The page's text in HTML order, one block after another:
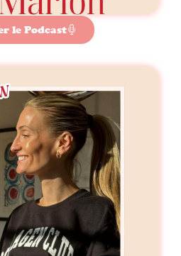
le Podcast